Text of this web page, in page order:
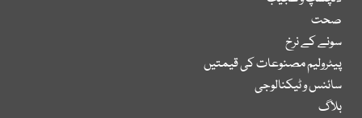
صحت
سونے کے نرخ
پیٹرولیم مصنوعات کی قیمتیں
سائنس و ٹیکنالوجی
بلاگ